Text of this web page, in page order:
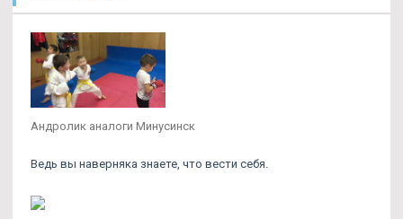
Андролик аналоги Минусинск
Ведь вы наверняка знаете, что вести себя.